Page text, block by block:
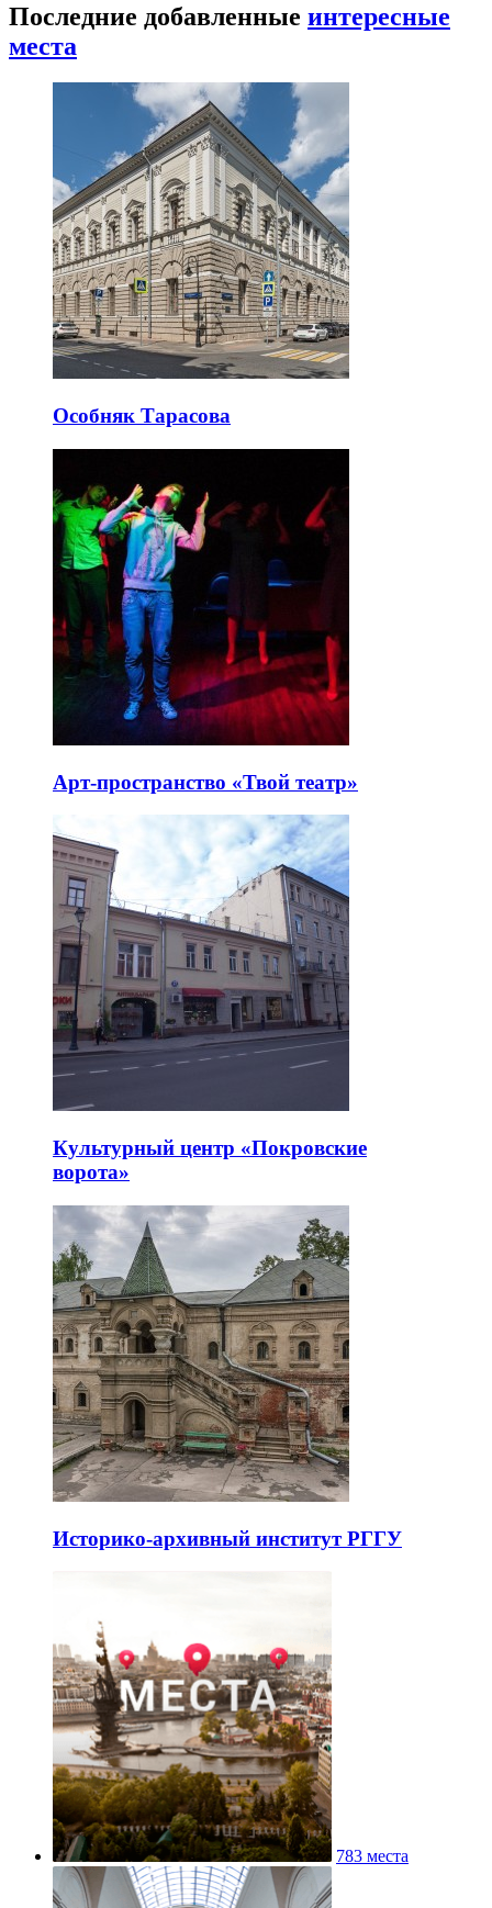
Последние добавленные интересные
места
Особняк Тарасова
Арт-пространство «Твой театр»
Культурный центр «Покровские
ворота»
Историко-архивный институт РГГУ
783 места